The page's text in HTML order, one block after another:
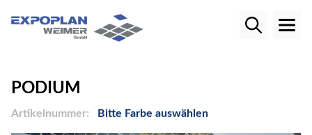
PODIUM
Artikelnummer: Bitte Farbe auswählen